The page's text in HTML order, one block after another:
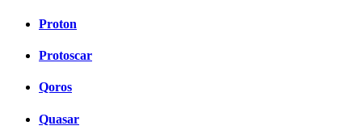
Proton
Protoscar
Qoros
Quasar